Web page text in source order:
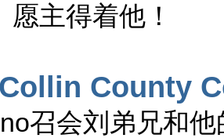
主得着他！
County
召会刘弟兄和他